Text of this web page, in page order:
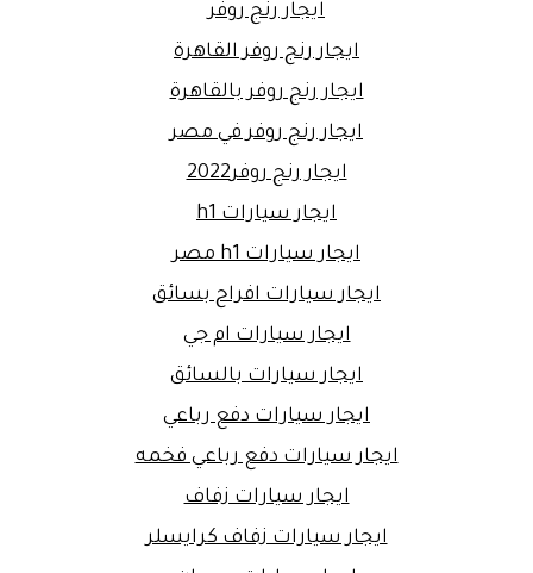
ايجار رنج روفر
ايجار رنج روفر القاهرة
ايجار رنج روفر بالقاهرة
ايجار رنج روفر في مصر
ايجار رنج روفر2022
ايجار سيارات h1
ايجار سيارات h1 مصر
ايجار سيارات افراح بسائق
ايجار سيارات ام جي
ايجار سيارات بالسائق
ايجار سيارات دفع رباعي
ايجار سيارات دفع رباعي فخمه
ايجار سيارات زفاف
ايجار سيارات زفاف كرايسلر